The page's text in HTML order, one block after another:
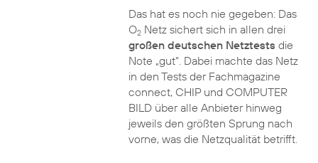
Das hat es noch nie gegeben: Das
O2Netz sichert sich in allen drei
großen deutschen Netztests die
Note „gut“. Dabei machte das Netz
in den Tests der Fachmagazine
connect, CHIP und COMPUTER
BILD über alle Anbieter hinweg
jeweils den größten Sprung nach
vorne, was die Netzqualität betrifft.